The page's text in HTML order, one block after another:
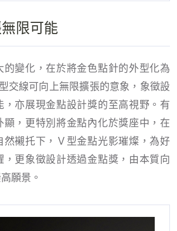
限可能
的變化，在於將金色點針的外型化為
交線可向上無限擴張的意象，象徵設
，亦展現金點設計獎的至高視野。有
顯，更特別將金點內化於獎座中，在
襯托下，Ｖ型金點光影璀燦，為好
更象徵設計透過金點獎，由本質向
願景。